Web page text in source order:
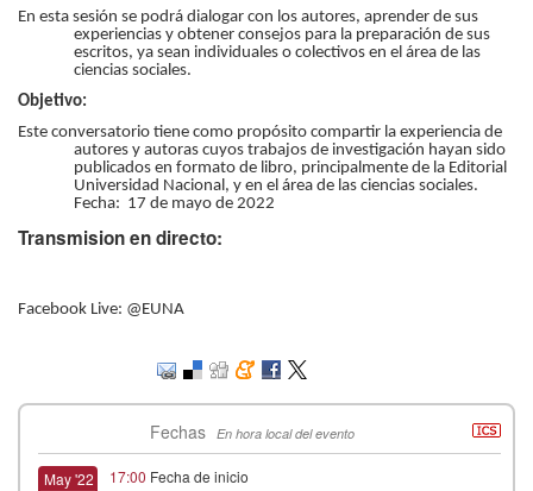
En esta sesión se podrá dialogar con los autores, aprender de sus
experiencias y obtener consejos para la preparación de sus
escritos, ya sean individuales o colectivos en el área de las
ciencias sociales.
Objetivo:
Este conversatorio tiene como propósito compartir la experiencia de
autores y autoras cuyos trabajos de investigación hayan sido
publicados en formato de libro, principalmente de la Editorial
Universidad Nacional, y en el área de las ciencias sociales.
Fecha: 17 de mayo de 2022
Transmision en directo:
Facebook Live: @EUNA
Fechas En hora local del evento
May '22 17:00 Fecha de inicio